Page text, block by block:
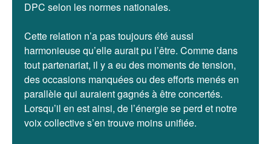
DPC selon les normes nationales.
Cette relation n’a pas toujours été aussi
harmonieuse qu’elle aurait pu l’être. Comme dans
tout partenariat, il y a eu des moments de tension,
des occasions manquées ou des efforts menés en
parallèle qui auraient gagnés à être concertés.
Lorsqu’il en est ainsi, de l’énergie se perd et notre
voix collective s’en trouve moins unifiée.